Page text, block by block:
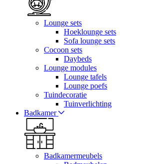
Lounge sets
Hoeklounge sets
Sofa lounge sets
Cocoon sets
Daybeds
Lounge modules
Lounge tafels
Lounge poefs
Tuindecoratie
Tuinverlichting
Badkamer
Badkamermeubels